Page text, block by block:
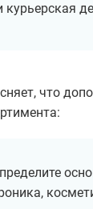
курьерская
что